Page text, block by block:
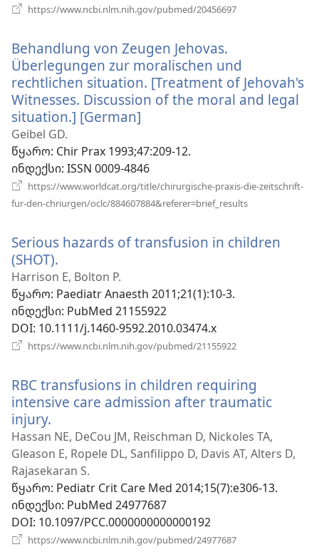
https://www.ncbi.nlm.nih.gov/pubmed/20456697
Behandlung von Zeugen Jehovas.
Überlegungen zur moralischen und
rechtlichen situation. [Treatment of Jehovah's
Witnesses. Discussion of the moral and legal
situation.] [German]
ფანჯარა)
Geibel GD.
წყარო‎: Chir Prax 1993;47:209-12.
ინდექსი‎: ISSN 0009-4846
https://www.worldcat.org/title/chirurgische-praxis-die-zeitschrift-
fur-den-chriurgen/oclc/884607884&referer=brief_results
Serious hazards of transfusion in children
(SHOT).
ახალი
ფანჯარა)
Harrison E, Bolton P.
წყარო‎: Paediatr Anaesth 2011;21(1):10-3.
ინდექსი‎: PubMed 21155922
DOI‎: 10.1111/j.1460-9592.2010.03474.x
https://www.ncbi.nlm.nih.gov/pubmed/21155922
RBC transfusions in children requiring
intensive care admission after traumatic
injury.
ახალი
ფანჯარა)
Hassan NE, DeCou JM, Reischman D, Nickoles TA,
Gleason E, Ropele DL, Sanfilippo D, Davis AT, Alters D,
Rajasekaran S.
წყარო‎: Pediatr Crit Care Med 2014;15(7):e306-13.
ინდექსი‎: PubMed 24977687
DOI‎: 10.1097/PCC.0000000000000192
https://www.ncbi.nlm.nih.gov/pubmed/24977687